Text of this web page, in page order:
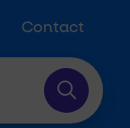
Contact